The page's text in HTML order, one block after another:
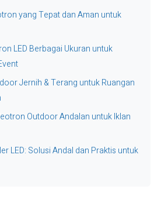
yang Tepat dan Aman untuk
LED Berbagai Ukuran untuk
Jernih & Terang untuk Ruangan
Outdoor Andalan untuk Iklan
LED: Solusi Andal dan Praktis untuk